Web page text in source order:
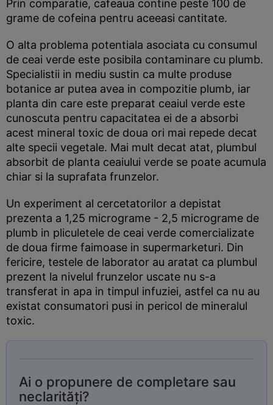
Prin comparatie, cafeaua contine peste 100 de
grame de cofeina pentru aceeasi cantitate.
O alta problema potentiala asociata cu consumul
de ceai verde este posibila contaminare cu plumb.
Specialistii in mediu sustin ca multe produse
botanice ar putea avea in compozitie plumb, iar
planta din care este preparat ceaiul verde este
cunoscuta pentru capacitatea ei de a absorbi
acest mineral toxic de doua ori mai repede decat
alte specii vegetale. Mai mult decat atat, plumbul
absorbit de planta ceaiului verde se poate acumula
chiar si la suprafata frunzelor.
Un experiment al cercetatorilor a depistat
prezenta a 1,25 micrograme - 2,5 micrograme de
plumb in pliculetele de ceai verde comercializate
de doua firme faimoase in supermarketuri. Din
fericire, testele de laborator au aratat ca plumbul
prezent la nivelul frunzelor uscate nu s-a
transferat in apa in timpul infuziei, astfel ca nu au
existat consumatori pusi in pericol de mineralul
toxic.
Ai o propunere de completare sau
neclarități?